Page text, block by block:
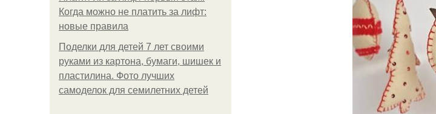
Когда можно не платить за лифт:
новые правила
Поделки для детей 7 лет своими
руками из картона, бумаги, шишек и
пластилина. Фото лучших
самоделок для семилетних детей